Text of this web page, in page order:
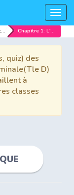
La pratique et les fins Chapitre 1: L'ART ET LA TECHNIQUE
quiz) des
D)
à
classes